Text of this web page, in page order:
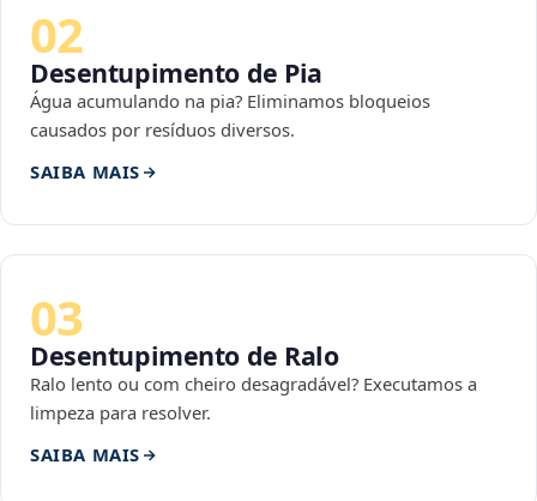
02
Desentupimento de Pia
Água acumulando na pia? Eliminamos bloqueios
causados por resíduos diversos.
SAIBA MAIS
03
Desentupimento de Ralo
Ralo lento ou com cheiro desagradável? Executamos a
limpeza para resolver.
SAIBA MAIS